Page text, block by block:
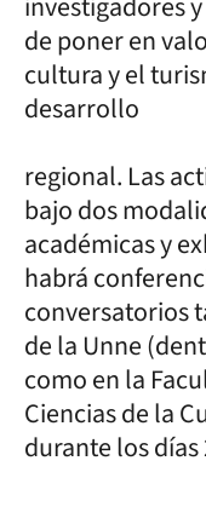
de poner en
cultura y el
desarrollo
regional. Las
bajo dos
académicas y
habrá
conversatorios
de la Unne
como en la
Ciencias de la
durante los días